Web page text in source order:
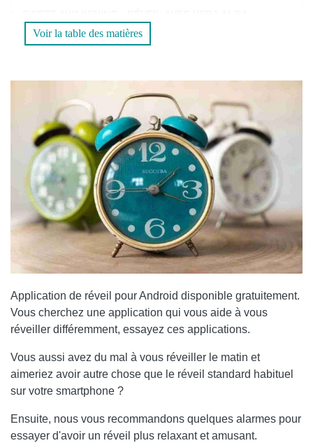
RÉVEIL PARLANT
Voir la table des matières
Application de réveil pour Android disponible gratuitement.
Vous cherchez une application qui vous aide à vous
réveiller différemment, essayez ces applications.
Vous aussi avez du mal à vous réveiller le matin et
aimeriez avoir autre chose que le réveil standard habituel
sur votre smartphone ?
Ensuite, nous vous recommandons quelques alarmes pour
essayer d'avoir un réveil plus relaxant et amusant.